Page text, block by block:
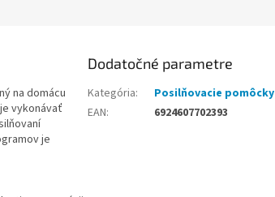
na domácu
vykonávať
je
Dodatočné parametre
Kategória:
Posilňovacie pomôcky
EAN: 6924607702393